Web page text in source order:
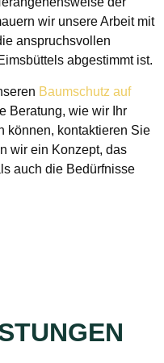
wir unsere Arbeit mit
anspruchsvollen
abgestimmt ist.
Baumschutz auf
Beratung, wie wir Ihr
können, kontaktieren Sie
wir ein Konzept, das
auch die Bedürfnisse